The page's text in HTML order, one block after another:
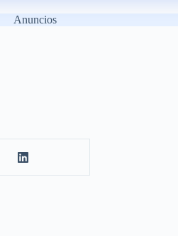
Anuncios